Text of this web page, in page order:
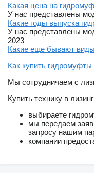
Какая цена на
У нас представлены
Какие годы выпуска
У нас представлены
2023
Какие еще бывают
Как купить гидромуфты
Мы сотрудничаем с
Купить технику в
выбираете
мы передаем
запросу нашим
компании